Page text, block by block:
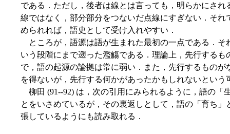
である．ただし，後者は線とは言っても，明らかにさ
線ではなく，部分部分をつないだ点線にすぎない．そ
められれば，語史として受け入れやすい．
ところが，語源は語が生まれた最初の一点である．そ
いう段階にまで遡った濫觴である．理論上，先行する
で，語の起源の論拠は常に弱い．また，先行するもの
を得ないが，先行する何かがあったかもしれないという
柳田 (91--92) は，次の引用にみられるように，語の「
とをいさめているが，その裏返しとして，語の「育ち
張しているようにも読み取れる．